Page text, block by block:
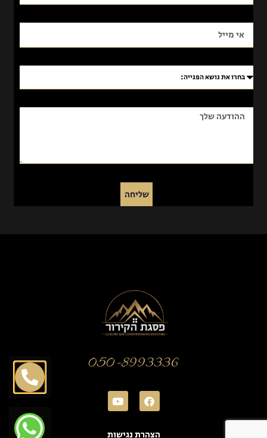
שליחה
050-8993336
הצהרת נגישות